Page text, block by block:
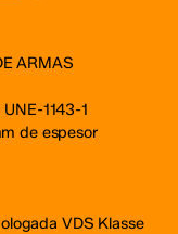
ARMAS
1143-1
de espesor
VDS Klasse